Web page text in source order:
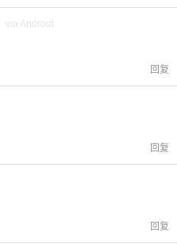
via Android
回复
回复
回复